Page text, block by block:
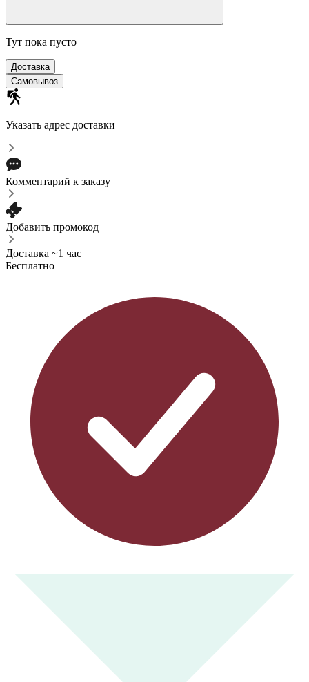
Тут пока пусто
Доставка
Самовывоз
Указать адрес доставки
Комментарий к заказу
Добавить промокод
Доставка ~1 час
Бесплатно